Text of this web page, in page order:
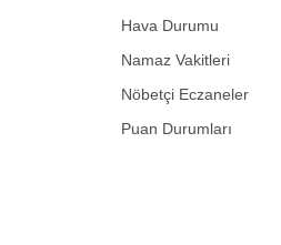
Hava Durumu
Namaz Vakitleri
Nöbetçi Eczaneler
Puan Durumları